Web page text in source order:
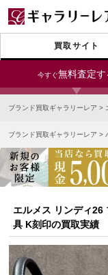
買取サイト
今すぐ無料査定す
銀座本店
小田急新宿店
なんば店
ブランド買取ギャラリーレア >
ブランド買取ギャラリーレア >
エルメス リンディ26
具 K刻印の買取実績